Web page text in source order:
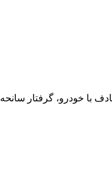
با خودرو، گرفتار